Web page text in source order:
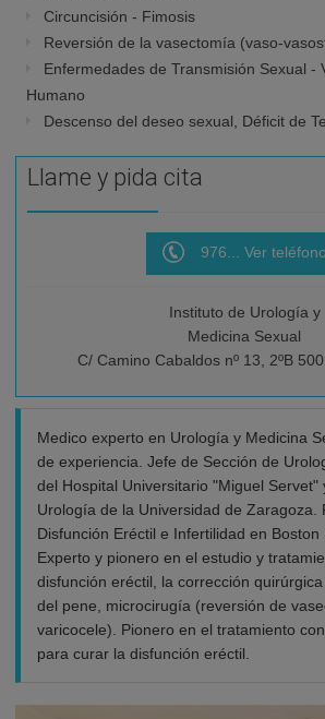
Circuncisión - Fimosis
Reversión de la vasectomía (vaso-
Enfermedades de Transmisión Sexual -
Humano
Descenso del deseo sexual, Déficit de
Llame y pida cita
976... Ver teléfono
Instituto de Urología y
Medicina Sexual
C/ Camino Cabaldos nº 13, 2ºB
Medico experto en Urología y Medicina
de experiencia. Jefe de Sección de
del Hospital Universitario "Miguel Servet"
Urología de la Universidad de Zaragoza.
Disfunción Eréctil e Infertilidad en Boston
Experto y pionero en el estudio y
disfunción eréctil, la corrección
del pene, microcirugía (reversión de
varicocele). Pionero en el tratamiento
para curar la disfunción eréctil.